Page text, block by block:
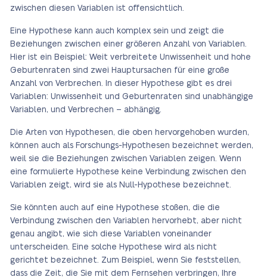
zwischen diesen Variablen ist offensichtlich.
Eine Hypothese kann auch komplex sein und zeigt die
Beziehungen zwischen einer größeren Anzahl von Variablen.
Hier ist ein Beispiel: Weit verbreitete Unwissenheit und hohe
Geburtenraten sind zwei Hauptursachen für eine große
Anzahl von Verbrechen. In dieser Hypothese gibt es drei
Variablen: Unwissenheit und Geburtenraten sind unabhängige
Variablen, und Verbrechen – abhängig.
Die Arten von Hypothesen, die oben hervorgehoben wurden,
können auch als Forschungs-Hypothesen bezeichnet werden,
weil sie die Beziehungen zwischen Variablen zeigen. Wenn
eine formulierte Hypothese keine Verbindung zwischen den
Variablen zeigt, wird sie als Null-Hypothese bezeichnet.
Sie könnten auch auf eine Hypothese stoßen, die die
Verbindung zwischen den Variablen hervorhebt, aber nicht
genau angibt, wie sich diese Variablen voneinander
unterscheiden. Eine solche Hypothese wird als nicht
gerichtet bezeichnet. Zum Beispiel, wenn Sie feststellen,
dass die Zeit, die Sie mit dem Fernsehen verbringen, Ihre